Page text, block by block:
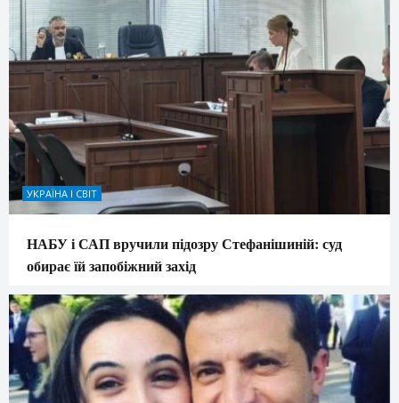
УКРАЇНА І СВІТ
НАБУ і САП вручили підозру Стефанішиній: суд
обирає їй запобіжний захід